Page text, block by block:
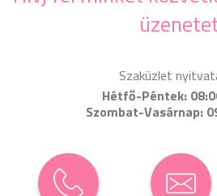
Szaküzlet
Hétfő-Péntek:
Szombat-Vasárnap: